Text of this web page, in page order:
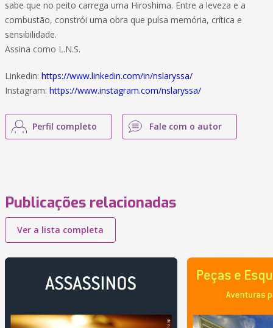
sabe que no peito carrega uma Hiroshima. Entre a leveza e a
combustão, constrói uma obra que pulsa memória, crítica e
sensibilidade.
Assina como L.N.S.
Linkedin: https://www.linkedin.com/in/nslaryssa/
Instagram: https://www.instagram.com/nslaryssa/
Perfil completo Fale com o autor
Publicações relacionadas
Ver a lista completa